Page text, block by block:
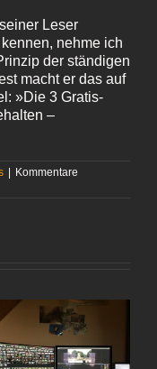
Leser
nehme ich
der ständigen
macht er das auf
»Die 3 Gratis-
–
| Kommentare